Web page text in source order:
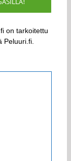
on tarkoitettu
Peluuri.fi.